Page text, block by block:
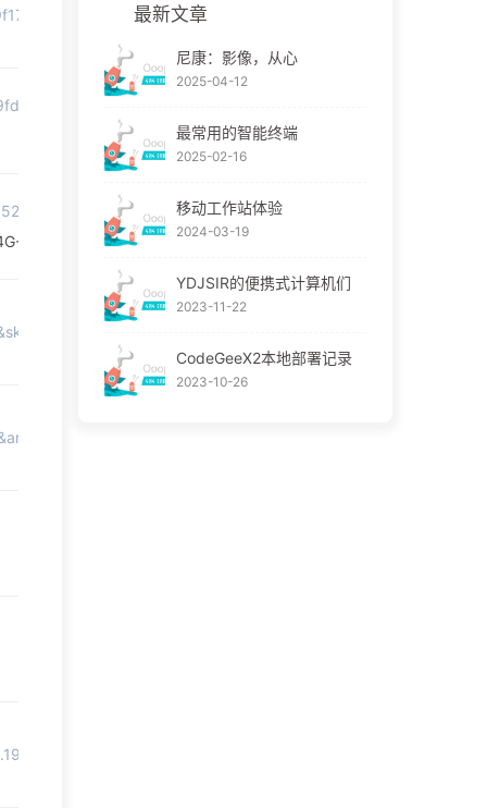
2333/2133的方案，YDJSIR选择第三方
最新文章
尼康：影像，从心
2025-04-12
最常用的智能终端
2025-02-16
移动工作站体验
2024-03-19
YDJSIR的便携式计算机们
2023-11-22
CodeGeeX2本地部署记录
2023-10-26